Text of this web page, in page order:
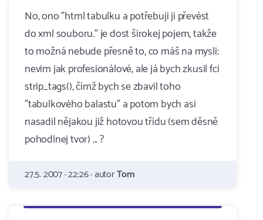
No, ono "html tabulku a potřebuji ji převést
do xml souboru." je dost širokej pojem, takže
to možná nebude přesně to, co máš na mysli:
nevim jak profesionálové, ale já bych zkusil fci
strip_tags(), čímž bych se zbavil toho
"tabulkového balastu" a potom bych asi
nasadil nějakou již hotovou třídu (sem děsně
pohodlnej tvor) ... ?
27.5. 2007 · 22:26 · autorTom